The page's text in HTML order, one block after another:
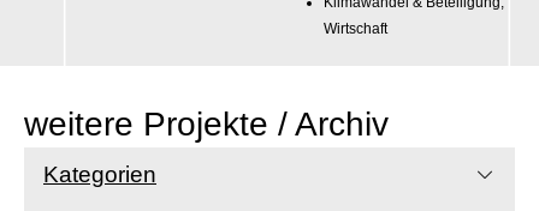
Wirtschaft
weitere Projekte / Archiv
Kategorien